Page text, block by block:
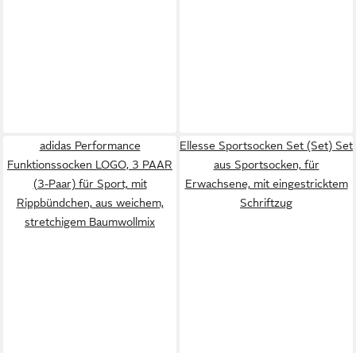
adidas Performance
Funktionssocken LOGO, 3 PAAR
(3-Paar) für Sport, mit
Rippbündchen, aus weichem,
stretchigem Baumwollmix
Ellesse Sportsocken Set (Set) Set
aus Sportsocken, für
Erwachsene, mit eingestricktem
Schriftzug